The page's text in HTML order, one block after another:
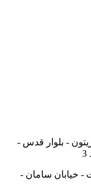
- بلوار قدس -
- خیابان سامان -